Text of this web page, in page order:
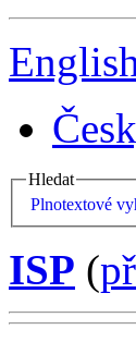
Hledat
Plnotextové
ISP (